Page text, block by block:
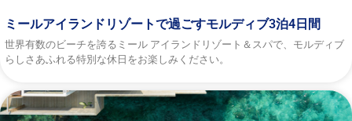
ミールアイランドリゾートで過ごすモルディブ3泊4日間
世界有数のビーチを誇るミール アイランドリゾート＆スパで、モルディブ
らしさあふれる特別な休日をお楽しみください。